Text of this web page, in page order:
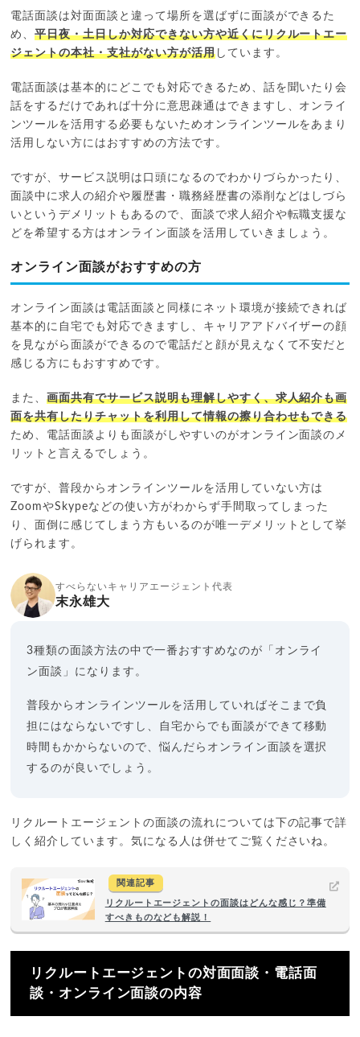
電話面談は対面面談と違って場所を選ばずに面談ができるた
め、平日夜・土日しか対応できない方や近くにリクルートエー
ジェントの本社・支社がない方が活用しています。
電話面談は基本的にどこでも対応できるため、話を聞いたり会
話をするだけであれば十分に意思疎通はできますし、オンライ
ンツールを活用する必要もないためオンラインツールをあまり
活用しない方にはおすすめの方法です。
ですが、サービス説明は口頭になるのでわかりづらかったり、
面談中に求人の紹介や履歴書・職務経歴書の添削などはしづら
いというデメリットもあるので、面談で求人紹介や転職支援な
どを希望する方はオンライン面談を活用していきましょう。
オンライン面談がおすすめの方
オンライン面談は電話面談と同様にネット環境が接続できれば
基本的に自宅でも対応できますし、キャリアアドバイザーの顔
を見ながら面談ができるので電話だと顔が見えなくて不安だと
感じる方にもおすすめです。
また、画面共有でサービス説明も理解しやすく、求人紹介も画
面を共有したりチャットを利用して情報の擦り合わせもできる
ため、電話面談よりも面談がしやすいのがオンライン面談のメ
リットと言えるでしょう。
ですが、普段からオンラインツールを活用していない方は
ZoomやSkypeなどの使い方がわからず手間取ってしまった
り、面倒に感じてしまう方もいるのが唯一デメリットとして挙
げられます。
すべらないキャリアエージェント代表
末永雄大
3種類の面談方法の中で一番おすすめなのが「オンライ
ン面談」になります。
普段からオンラインツールを活用していればそこまで負
担にはならないですし、自宅からでも面談ができて移動
時間もかからないので、悩んだらオンライン面談を選択
するのが良いでしょう。
リクルートエージェントの面談の流れについては下の記事で詳
しく紹介しています。気になる人は併せてご覧くださいね。
関連記事
リクルートエージェントの面談はどんな感じ？準備
すべきものなども解説！
リクルートエージェントの対面面談・電話面
談・オンライン面談の内容